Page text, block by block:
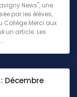
News", une
par les élèves,
Collège.Merci aux
un article. Les
Décembre